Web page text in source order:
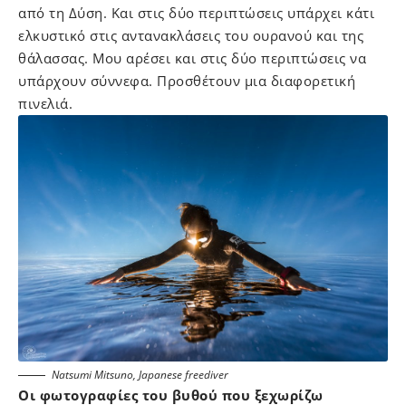
από τη Δύση. Και στις δύο περιπτώσεις υπάρχει κάτι
ελκυστικό στις αντανακλάσεις του ουρανού και της
θάλασσας. Μου αρέσει και στις δύο περιπτώσεις να
υπάρχουν σύννεφα. Προσθέτουν μια διαφορετική
πινελιά.
Natsumi Mitsuno, Japanese freediver
Οι φωτογραφίες του βυθού που ξεχωρίζω